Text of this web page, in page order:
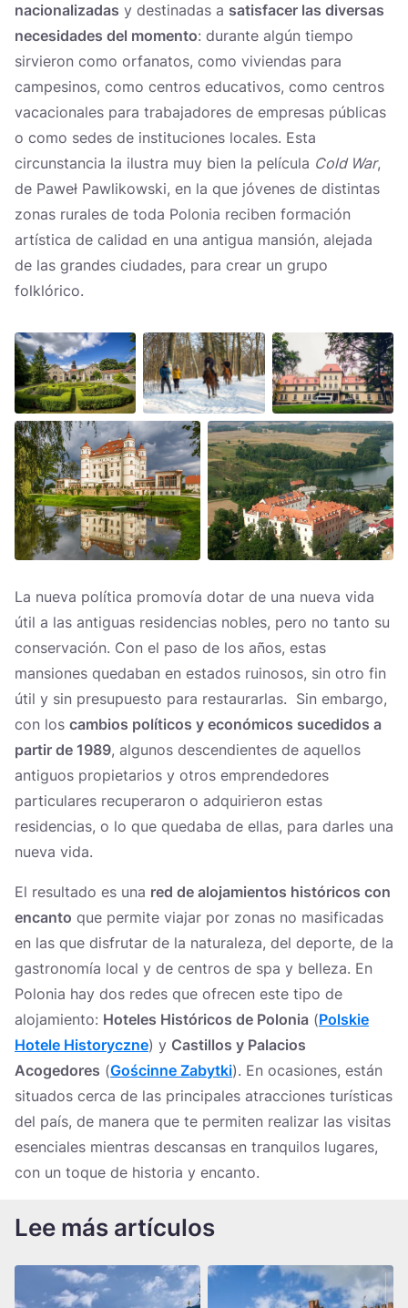
nacionalizadas y destinadas a satisfacer las diversas
necesidades del momento: durante algún tiempo
sirvieron como orfanatos, como viviendas para
campesinos, como centros educativos, como centros
vacacionales para trabajadores de empresas públicas
o como sedes de instituciones locales. Esta
circunstancia la ilustra muy bien la película Cold War,
de Paweł Pawlikowski, en la que jóvenes de distintas
zonas rurales de toda Polonia reciben formación
artística de calidad en una antigua mansión, alejada
de las grandes ciudades, para crear un grupo
folklórico.
La nueva política promovía dotar de una nueva vida
útil a las antiguas residencias nobles, pero no tanto su
conservación. Con el paso de los años, estas
mansiones quedaban en estados ruinosos, sin otro fin
útil y sin presupuesto para restaurarlas. Sin embargo,
con los cambios políticos y económicos sucedidos a
partir de 1989, algunos descendientes de aquellos
antiguos propietarios y otros emprendedores
particulares recuperaron o adquirieron estas
residencias, o lo que quedaba de ellas, para darles una
nueva vida.
El resultado es una red de alojamientos históricos con
encanto que permite viajar por zonas no masificadas
en las que disfrutar de la naturaleza, del deporte, de la
gastronomía local y de centros de spa y belleza. En
Polonia hay dos redes que ofrecen este tipo de
alojamiento: Hoteles Históricos de Polonia (Polskie
Hotele Historyczne) y Castillos y Palacios
Acogedores (Gościnne Zabytki). En ocasiones, están
situados cerca de las principales atracciones turísticas
del país, de manera que te permiten realizar las visitas
esenciales mientras descansas en tranquilos lugares,
con un toque de historia y encanto.
Lee más artículos